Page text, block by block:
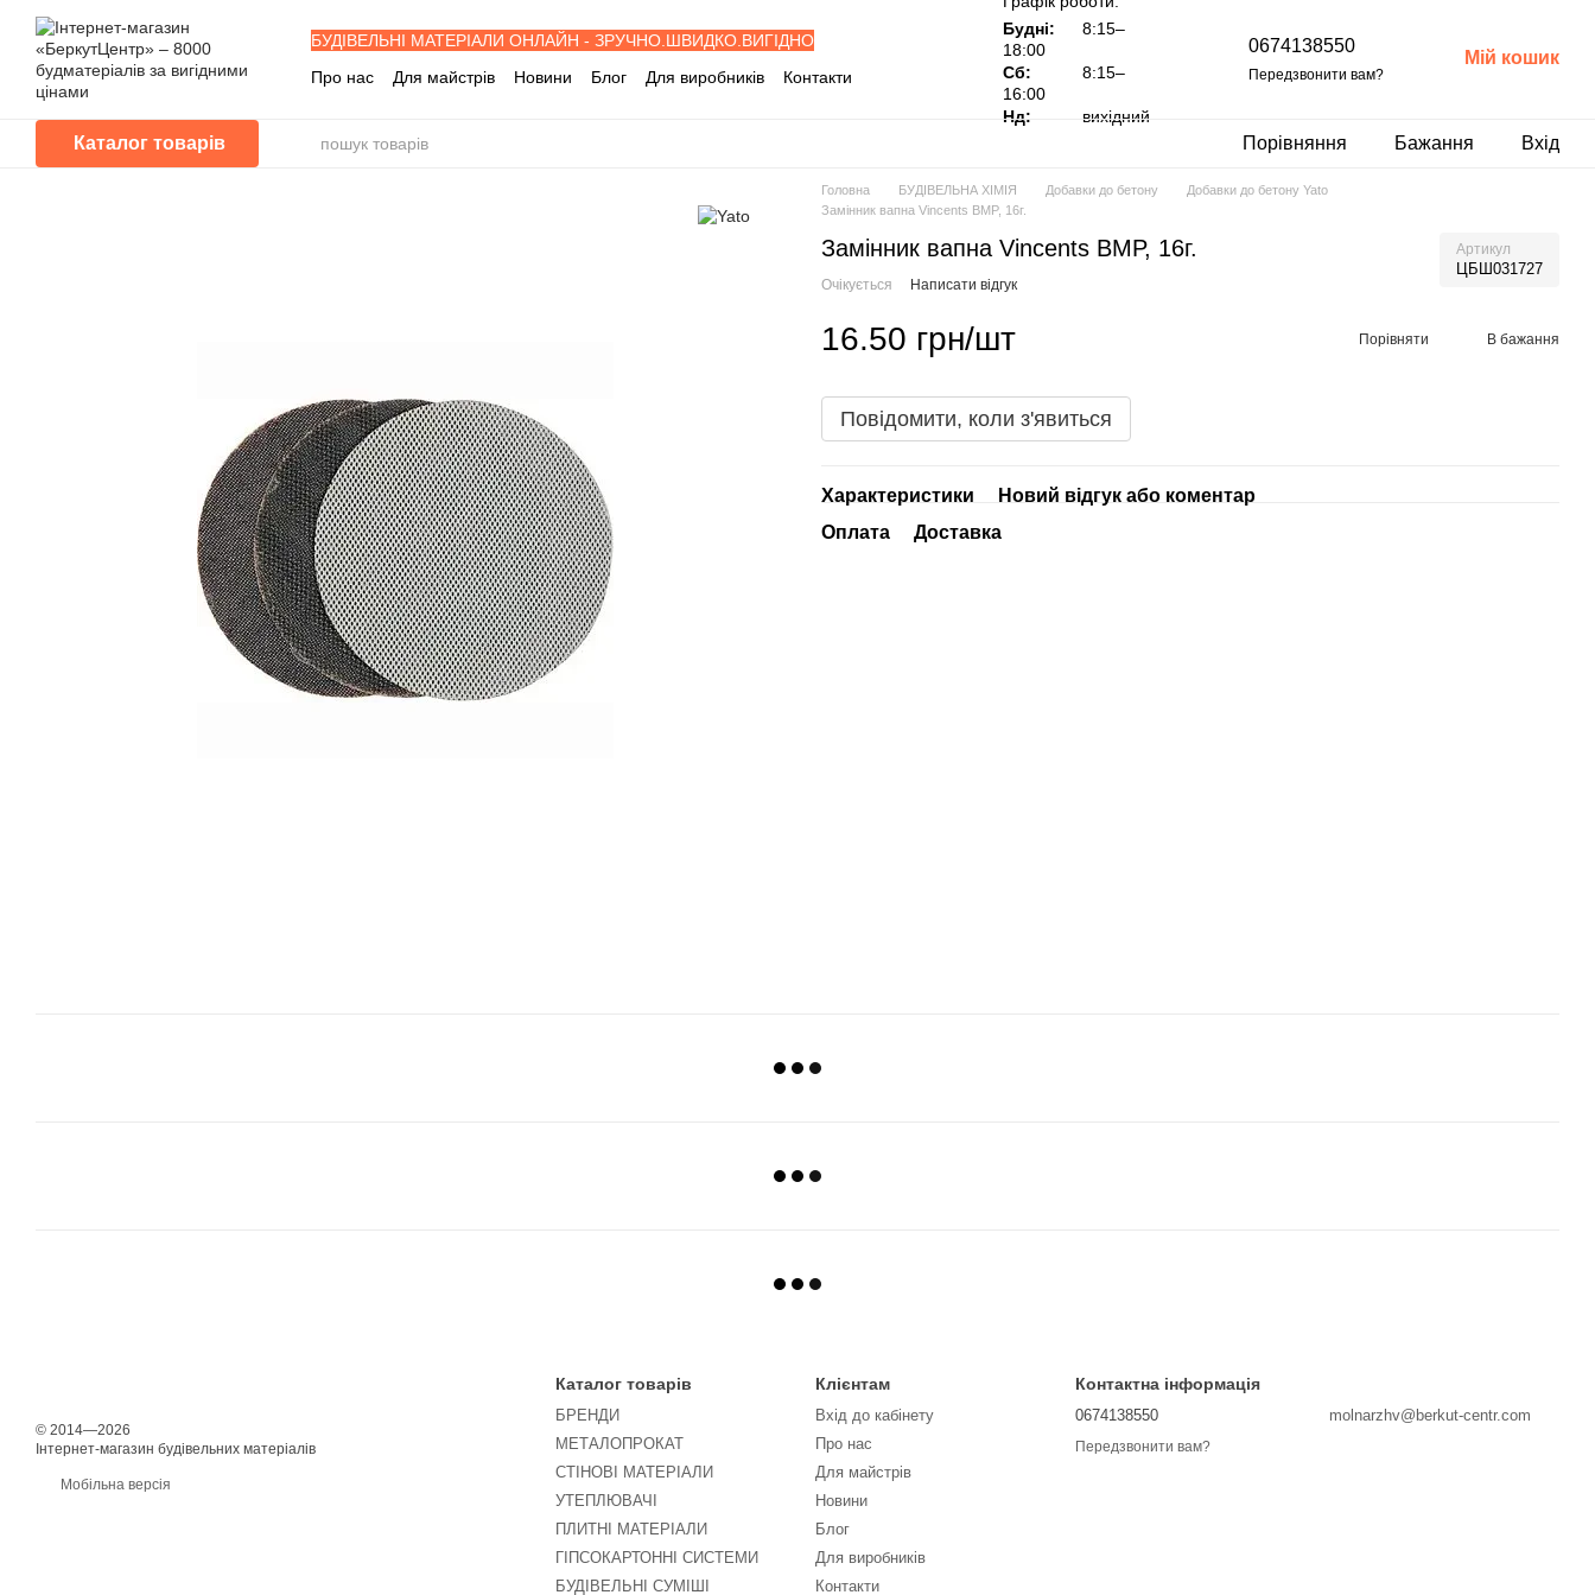
Перейти до основного контенту
БУДІВЕЛЬНІ МАТЕРІАЛИ ОНЛАЙН - ЗРУЧНО.ШВИДКО.ВИГІДНО
Про нас
Для майстрів Новини Блог Для виробників
Контакти
Питання - Відповіді
Будні:
8:15–
18:00
Сб:
8:15–
16:00
Нд:
вихідний
0674138550
Передзвонити вам?
Мій кошик
Каталог товарів Порівняння Бажання Вхід
Головна БУДІВЕЛЬНА ХІМІЯ Добавки до бетону
Добавки до бетону Yato
Замінник вапна Vincents BMP, 16г.
Замінник вапна Vincents BMP, 16г. Артикул
ЦБШ031727
Очікується Написати відгук
16.50 грн/шт Порівняти В бажання
Повідомити, коли з'явиться
Характеристики
Новий відгук або коментар
Оплата
Доставка
© 2014—2026
Інтернет-магазин будівельних матеріалів
Мобільна версія
Каталог товарів
БРЕНДИ
МЕТАЛОПРОКАТ
СТІНОВІ МАТЕРІАЛИ
УТЕПЛЮВАЧІ
ПЛИТНІ МАТЕРІАЛИ
ГІПСОКАРТОННІ СИСТЕМИ
БУДІВЕЛЬНІ СУМІШІ
Клієнтам
Вхід до кабінету
Про нас
Для майстрів
Новини
Блог
Для виробників
Контакти
Контактна інформація
0674138550
Передзвонити вам?
molnarzhv@berkut-centr.com